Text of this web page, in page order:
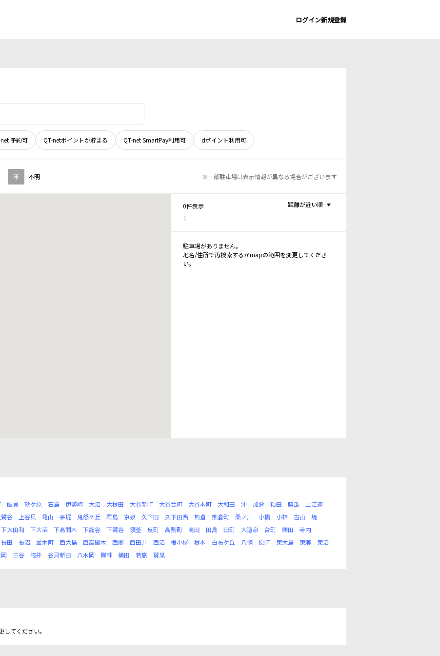
ログイン新規登録
予約可 QT-netポイントが貯まる QT-net SmartPay利用可 dポイント利用可
不 不明 ※一部駐車場は表示情報が異なる場合がございます
0件表示
1
距離が近い順
駐車場がありません。
地名/住所で再検索するかmapの範囲を変更してくださ
い。
飯貝 砂ケ原 石島 伊勢崎 大沼 大根田 大谷新町 大谷台町 大谷本町 大和田 沖 加倉 粕田 勝瓜
上江連
鷺谷 上谷貝 亀山 茅堤 鬼怒ケ丘 君島 京泉 久下田 久下田西 熊倉 熊倉町 桑ノ川 小橋 小林 古山
境
下大田和 下大沼 下高間木 下籠谷 下鷺谷 須釜 反町 高勢町 高田 田島 田町 大道泉 台町 鶴田
寺内
長田 長沼 並木町 西大島 西高間木 西郷 西田井 西沼 根小屋 根本 白布ケ丘 八條 原町 東大島 東郷
東沼
三谷 物井 谷貝新田 八木岡 柳林 横田 若旅 鷲巣
てください。